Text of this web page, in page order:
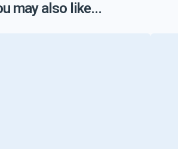
may also like...